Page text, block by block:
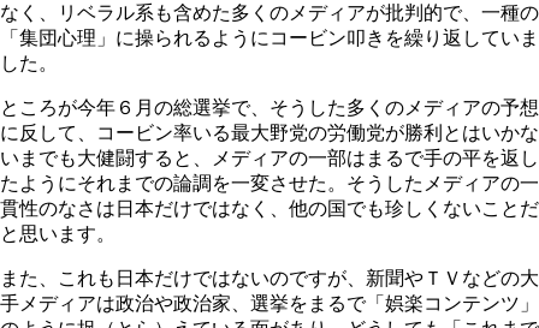
なく、リベラル系も含めた多くのメディアが批判的で、一種の
「集団心理」に操られるようにコービン叩きを繰り返していま
した。
ところが今年６月の総選挙で、そうした多くのメディアの予想
に反して、コービン率いる最大野党の労働党が勝利とはいかな
いまでも大健闘すると、メディアの一部はまるで手の平を返し
たようにそれまでの論調を一変させた。そうしたメディアの一
貫性のなさは日本だけではなく、他の国でも珍しくないことだ
と思います。
また、これも日本だけではないのですが、新聞やＴＶなどの大
手メディアは政治や政治家、選挙をまるで「娯楽コンテンツ」